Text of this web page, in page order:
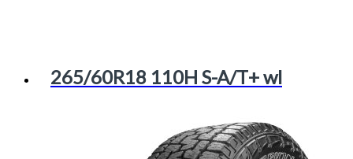
265/60R18 110H S-A/T+ wl